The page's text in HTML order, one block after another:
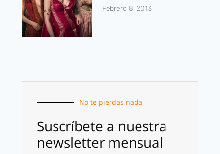
Febrero 8, 2013
No te pierdas nada
Suscríbete a nuestra
newsletter mensual